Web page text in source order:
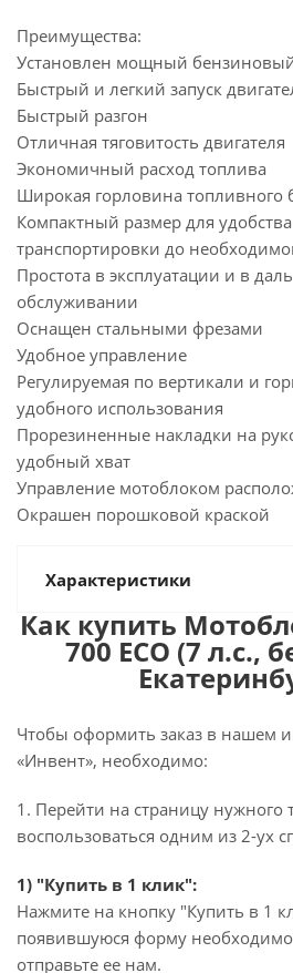
Преимущества:
Установлен мощный
Быстрый и легкий запуск
Быстрый разгон
Отличная тяговитость двигателя
Экономичный расход топлива
Широкая горловина топливного
Компактный размер для
транспортировки до
Простота в эксплуатации и в
обслуживании
Оснащен стальными фрезами
Удобное управление
Регулируемая по вертикали и
удобного использования
Прорезиненные накладки на
удобный хват
Управление мотоблоком
Окрашен порошковой краской
Характеристики
Как купить
700 ECO (7 л.с.,
Чтобы оформить заказ в нашем
«Инвент», необходимо:
1. Перейти на страницу нужного
воспользоваться одним из 2-ух
1) "Купить в 1 клик":
Нажмите на кнопку "Купить в 1
появившуюся форму
отправьте ее нам.